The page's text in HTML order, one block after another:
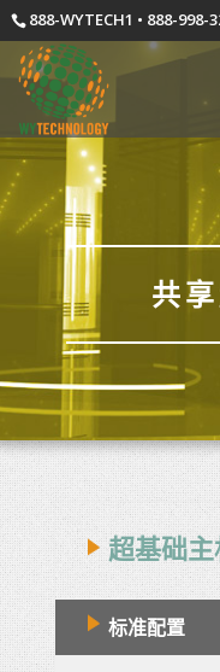
888-WYTECH1 • 888-998-
共
超基础
标准配置